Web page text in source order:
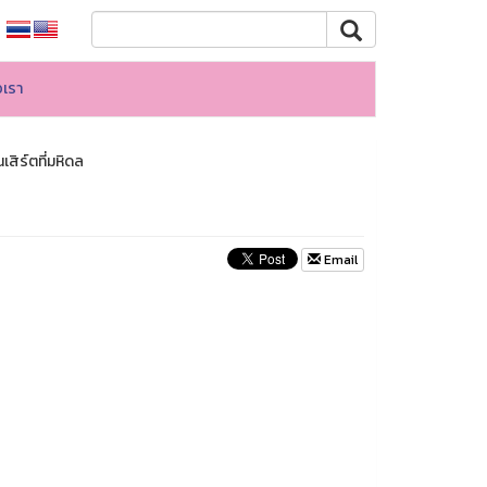
รา
เสิร์ตที่มหิดล
Email